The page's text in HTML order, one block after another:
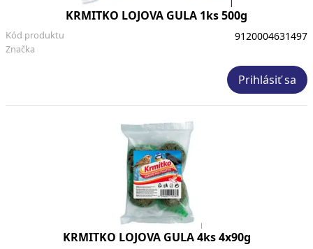
KRMITKO LOJOVA GULA 1ks 500g
Značka
Kód produktu 9120004631497
Prihlásiť sa
KRMITKO LOJOVA GULA 4ks 4x90g